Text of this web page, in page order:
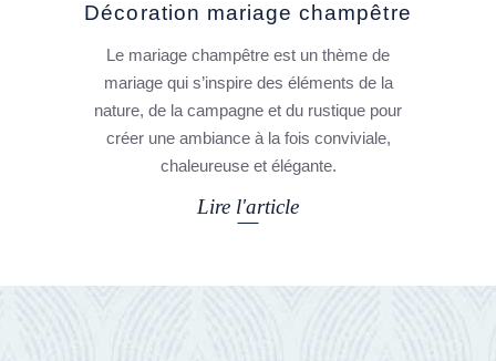
Décoration mariage champêtre
Le mariage champêtre est un thème de
mariage qui s’inspire des éléments de la
nature, de la campagne et du rustique pour
créer une ambiance à la fois conviviale,
chaleureuse et élégante.
Lire l'article